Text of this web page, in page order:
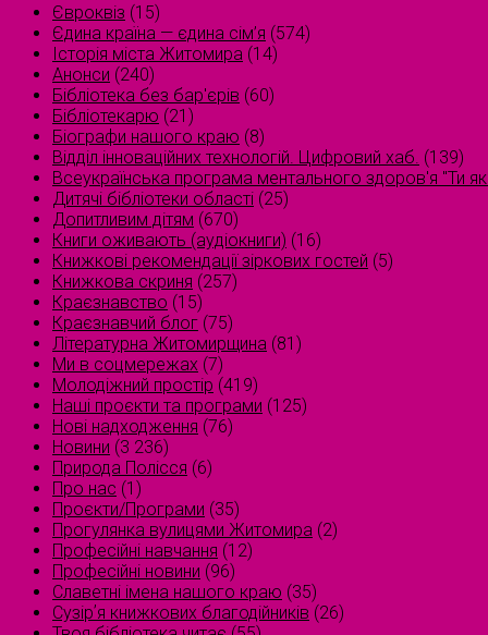
Євроквіз (15)
Єдина країна — єдина сім’я (574)
Історія міста Житомира (14)
Анонси (240)
Бібліотека без бар'єрів (60)
Бібліотекарю (21)
Біографи нашого краю (8)
Відділ інноваційних технологій. Цифровий хаб. (139)
Всеукраїнська програма ментального здоров'я "Ти
Дитячі бібліотеки області (25)
Допитливим дітям (670)
Книги оживають (аудіокниги) (16)
Книжкові рекомендації зіркових гостей (5)
Книжкова скриня (257)
Краєзнавство (15)
Краєзнавчий блог (75)
Літературна Житомирщина (81)
Ми в соцмережах (7)
Молодіжний простір (419)
Наші проєкти та програми (125)
Нові надходження (76)
Новини (3 236)
Природа Полісся (6)
Про нас (1)
Проєкти/Програми (35)
Прогулянка вулицями Житомира (2)
Професійні навчання (12)
Професійні новини (96)
Славетні імена нашого краю (35)
Сузірʼя книжкових благодійників (26)